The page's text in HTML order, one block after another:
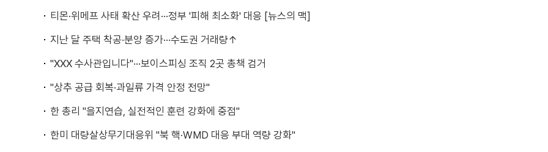
티몬·위메프 사태 확산 우려···정부 '피해 최소화' 대응 [뉴스의 맥]
지난 달 주택 착공·분양 증가···수도권 거래량↑
"XXX 수사관입니다"···보이스피싱 조직 2곳 총책 검거
"상추 공급 회복·과일류 가격 안정 전망"
한 총리 "을지연습, 실전적인 훈련 강화에 중점"
한미 대량살상무기대응위 "북 핵·WMD 대응 부대 역량 강화"